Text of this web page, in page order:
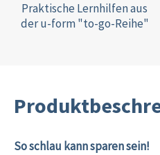
Praktische Lernhilfen aus
der u-form "to-go-Reihe"
So schlau kann sparen sein!